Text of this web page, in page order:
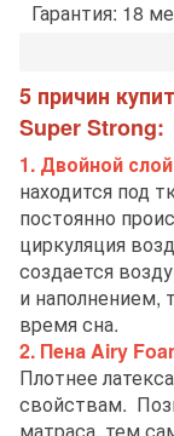
Гарантия: 18
5 причин
Super Strong:
1. Двойной
находится под
постоянно
циркуляция
создается
и
время сна.
2. Пена Airy
Плотнее
свойствам.
матраса, тем